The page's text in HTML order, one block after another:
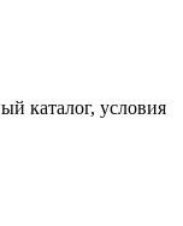
каталог, условия